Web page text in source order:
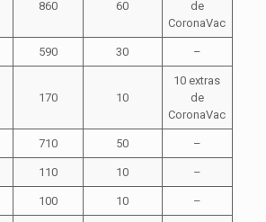
860 60
de
CoronaVac
590 30 –
170 10
10 extras
de
CoronaVac
710 50 –
110 10 –
100 10 –